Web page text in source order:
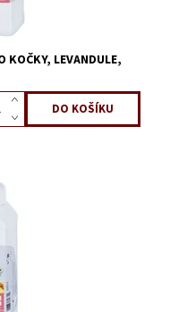
KOČKY, LEVANDULE,